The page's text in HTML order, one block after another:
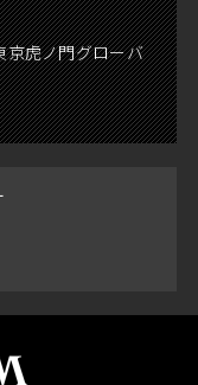
虎ノ門グローバ